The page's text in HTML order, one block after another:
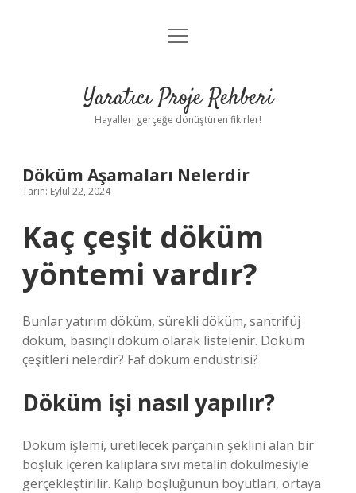
Anasayfa
Yasal Uyarı
menüyü
Yaratıcı Proje Rehberi
Hayalleri gerçeğe dönüştüren fikirler!
Döküm Aşamaları Nelerdir
Tarih: Eylül 22, 2024
Kaç çeşit döküm
yöntemi vardır?
Bunlar yatırım döküm, sürekli döküm, santrifüj
döküm, basınçlı döküm olarak listelenir. Döküm
çeşitleri nelerdir? Faf döküm endüstrisi?
Döküm işi nasıl yapılır?
Döküm işlemi, üretilecek parçanın şeklini alan bir
boşluk içeren kalıplara sıvı metalin dökülmesiyle
gerçekleştirilir. Kalıp boşluğunun boyutları, ortaya